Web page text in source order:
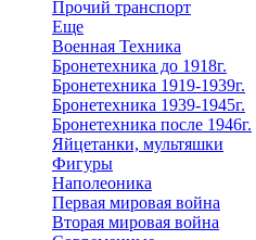
Прочий транспорт
Еще
Военная Техника
Бронетехника до 1918г.
Бронетехника 1919-1939г.
Бронетехника 1939-1945г.
Бронетехника после 1946г.
Яйцетанки, мультяшки
Фигуры
Наполеоника
Первая мировая война
Вторая мировая война